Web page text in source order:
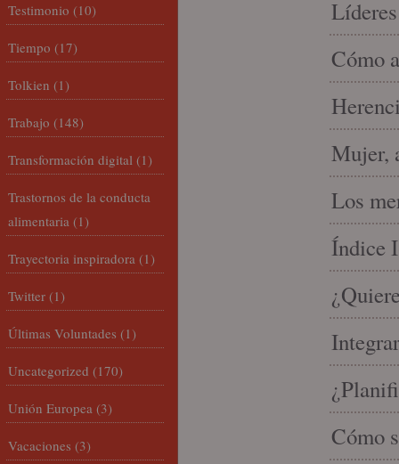
Cómo
Mujer,
Los
Índice
Cómo
Testimonio (10)
Tiempo (17)
Tolkien (1)
Trabajo (148)
Transformación digital (1)
Trastornos de la conducta
alimentaria (1)
Trayectoria inspiradora (1)
Twitter (1)
Últimas Voluntades (1)
Uncategorized (170)
Unión Europea (3)
Vacaciones (3)